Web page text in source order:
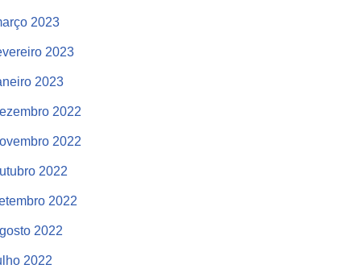
2023
2023
2023
2022
2022
2022
2022
2022
2022